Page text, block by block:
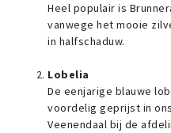
Heel populair is
vanwege het mooie
in halfschaduw.
Lobelia
De eenjarige blauwe
voordelig geprijst in
Veenendaal bij de